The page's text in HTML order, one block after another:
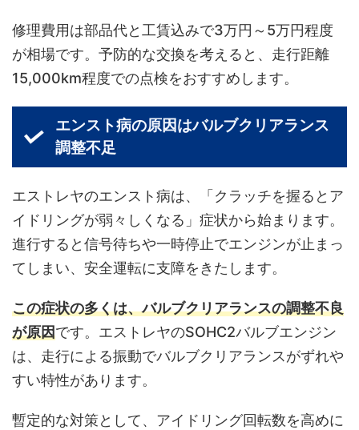
修理費用は部品代と工賃込みで3万円～5万円程度
が相場です。予防的な交換を考えると、走行距離
15,000km程度での点検をおすすめします。
エンスト病の原因はバルブクリアランス
調整不足
エストレヤのエンスト病は、「クラッチを握るとア
イドリングが弱々しくなる」症状から始まります。
進行すると信号待ちや一時停止でエンジンが止まっ
てしまい、安全運転に支障をきたします。
この症状の多くは、バルブクリアランスの調整不良
が原因です。エストレヤのSOHC2バルブエンジン
は、走行による振動でバルブクリアランスがずれや
すい特性があります。
暫定的な対策として、アイドリング回転数を高めに